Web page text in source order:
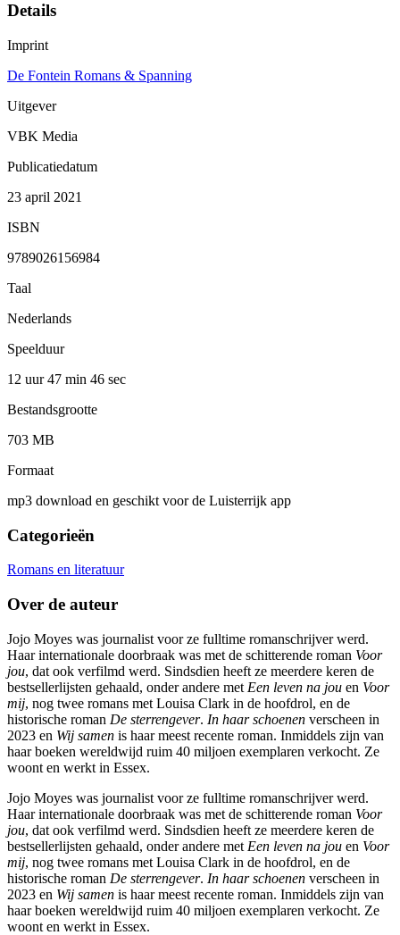
Details
Imprint
De Fontein Romans & Spanning
Uitgever
VBK Media
Publicatiedatum
23 april 2021
ISBN
9789026156984
Taal
Nederlands
Speelduur
12 uur 47 min 46 sec
Bestandsgrootte
703 MB
Formaat
mp3 download en geschikt voor de Luisterrijk app
Categorieën
Romans en literatuur
Over de auteur
Jojo Moyes was journalist voor ze fulltime romanschrijver werd.
Haar internationale doorbraak was met de schitterende roman Voor
jou, dat ook verfilmd werd. Sindsdien heeft ze meerdere keren de
bestsellerlijsten gehaald, onder andere met Een leven na jou en Voor
mij, nog twee romans met Louisa Clark in de hoofdrol, en de
historische roman De sterrengever. In haar schoenen verscheen in
2023 en Wij samen is haar meest recente roman. Inmiddels zijn van
haar boeken wereldwijd ruim 40 miljoen exemplaren verkocht. Ze
woont en werkt in Essex.
Jojo Moyes was journalist voor ze fulltime romanschrijver werd.
Haar internationale doorbraak was met de schitterende roman Voor
jou, dat ook verfilmd werd. Sindsdien heeft ze meerdere keren de
bestsellerlijsten gehaald, onder andere met Een leven na jou en Voor
mij, nog twee romans met Louisa Clark in de hoofdrol, en de
historische roman De sterrengever. In haar schoenen verscheen in
2023 en Wij samen is haar meest recente roman. Inmiddels zijn van
haar boeken wereldwijd ruim 40 miljoen exemplaren verkocht. Ze
woont en werkt in Essex.